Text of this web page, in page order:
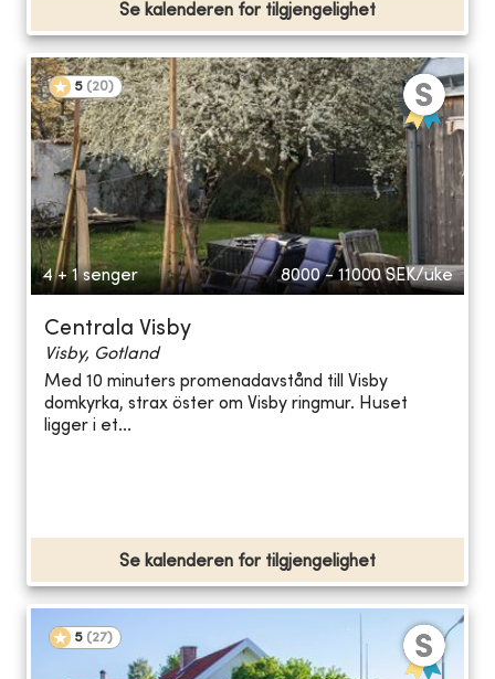
Se kalenderen for tilgjengelighet
5 (20)
4 + 1 senger 8000 - 11000 SEK/uke
Centrala Visby
Visby, Gotland
Med 10 minuters promenadavstånd till Visby
domkyrka, strax öster om Visby ringmur. Huset
ligger i et...
Se kalenderen for tilgjengelighet
5 (27)